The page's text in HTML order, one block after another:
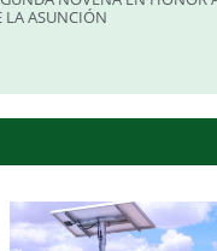
LA ASUNCIÓN